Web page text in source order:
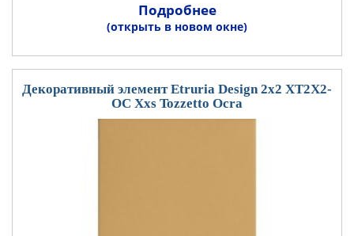
Подробнее
(открыть в новом окне)
Декоративный элемент Etruria Design 2x2 XT2X2-
OC Xxs Tozzetto Ocra